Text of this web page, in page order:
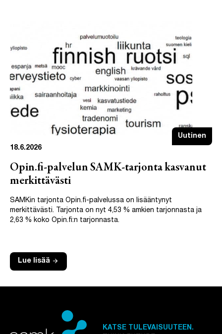
Uutinen
18.6.2026
Opin.fi-palvelun SAMK-tarjonta kasvanut
merkittävästi
SAMKin tarjonta Opin.fi-palvelussa on lisääntynyt
merkittävästi. Tarjonta on nyt 4,53 % amkien tarjonnasta ja
2,63 % koko Opin.fi:n tarjonnasta.
Lue lisää arrow_forward
KATSE TULEVAISUUTEEN.